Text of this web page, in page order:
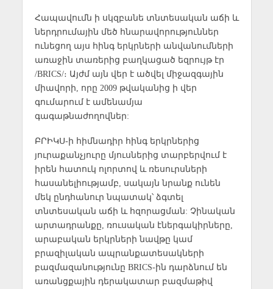
Հապավումն ի սկզբանե տնտեսական աճի և
ներդրումային մեծ հնարավորություններ
ունեցող այս հինգ երկրների անվանումների
առաջին տառերից բաղկացած եզրույթ էր
/BRICS/։ Այժմ այն վեր է ածվել միջազգային
միավորի, որը 2009 թվականից ի վեր
գումարում է ամենամյա
գագաթնաժողովներ:
ԲՐԻԿՍ-ի հիմնադիր հինգ երկրներից
յուրաքանչյուրը մյուսներից տարբերվում է
իրեն հատուկ ոլորտով և ռեսուրսների
հասանելիությամբ, սակայն նրանք ունեն
մեկ ընդհանուր նպատակ՝ ձգտել
տնտեսական աճի և հզորացման: Չինական
արտադրանքը, ռուսական էներգակիրները,
արաբական երկրների նավթը կամ
բրազիլական ապրանքատեսակների
բազմազանությունը BRICS-ին դարձնում են
առանցքային դերակատար բազմաթիվ